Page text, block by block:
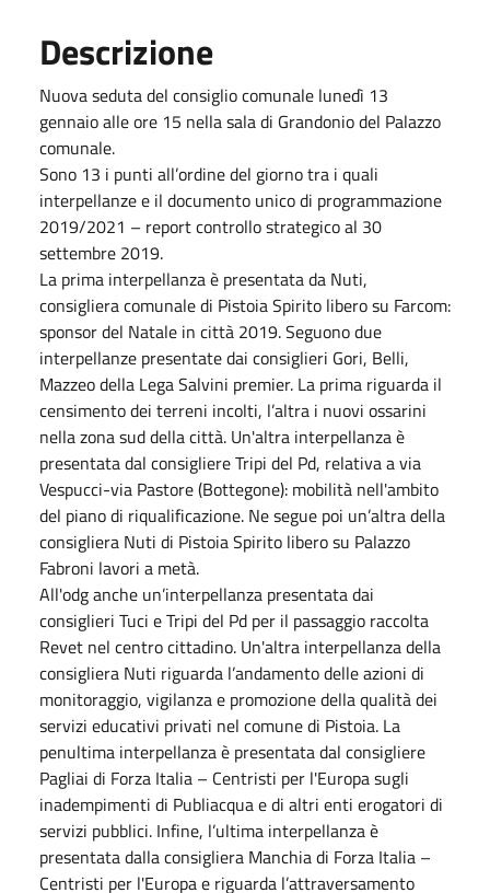
Descrizione
Nuova seduta del consiglio comunale lunedì 13
gennaio alle ore 15 nella sala di Grandonio del Palazzo
comunale.
Sono 13 i punti all’ordine del giorno tra i quali
interpellanze e il documento unico di programmazione
2019/2021 – report controllo strategico al 30
settembre 2019.
La prima interpellanza è presentata da Nuti,
consigliera comunale di Pistoia Spirito libero su Farcom:
sponsor del Natale in città 2019. Seguono due
interpellanze presentate dai consiglieri Gori, Belli,
Mazzeo della Lega Salvini premier. La prima riguarda il
censimento dei terreni incolti, l’altra i nuovi ossarini
nella zona sud della città. Un'altra interpellanza è
presentata dal consigliere Tripi del Pd, relativa a via
Vespucci-via Pastore (Bottegone): mobilità nell'ambito
del piano di riqualificazione. Ne segue poi un’altra della
consigliera Nuti di Pistoia Spirito libero su Palazzo
Fabroni lavori a metà.
All'odg anche un’interpellanza presentata dai
consiglieri Tuci e Tripi del Pd per il passaggio raccolta
Revet nel centro cittadino. Un'altra interpellanza della
consigliera Nuti riguarda l’andamento delle azioni di
monitoraggio, vigilanza e promozione della qualità dei
servizi educativi privati nel comune di Pistoia. La
penultima interpellanza è presentata dal consigliere
Pagliai di Forza Italia – Centristi per l'Europa sugli
inadempimenti di Publiacqua e di altri enti erogatori di
servizi pubblici. Infine, l’ultima interpellanza è
presentata dalla consigliera Manchia di Forza Italia –
Centristi per l'Europa e riguarda l’attraversamento